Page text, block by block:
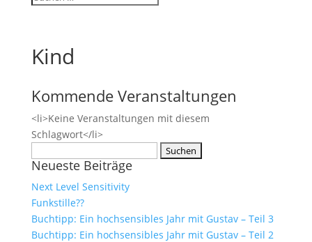
Kind
Kommende Veranstaltungen
<li>Keine Veranstaltungen mit diesem
Schlagwort</li>
nach:
Neueste Beiträge
Next Level Sensitivity
Funkstille??
Buchtipp: Ein hochsensibles Jahr mit Gustav – Teil 3
Buchtipp: Ein hochsensibles Jahr mit Gustav – Teil 2